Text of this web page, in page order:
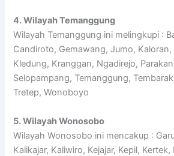
4. Wilayah Temanggung
Wilayah Temanggung ini melingkupi :
Candiroto, Gemawang, Jumo,
Kledung, Kranggan, Ngadirejo,
Selopampang, Temanggung,
Tretep, Wonoboyo
5. Wilayah Wonosobo
Wilayah Wonosobo ini mencakup :
Kalikajar, Kaliwiro, Kejajar, Kepil,